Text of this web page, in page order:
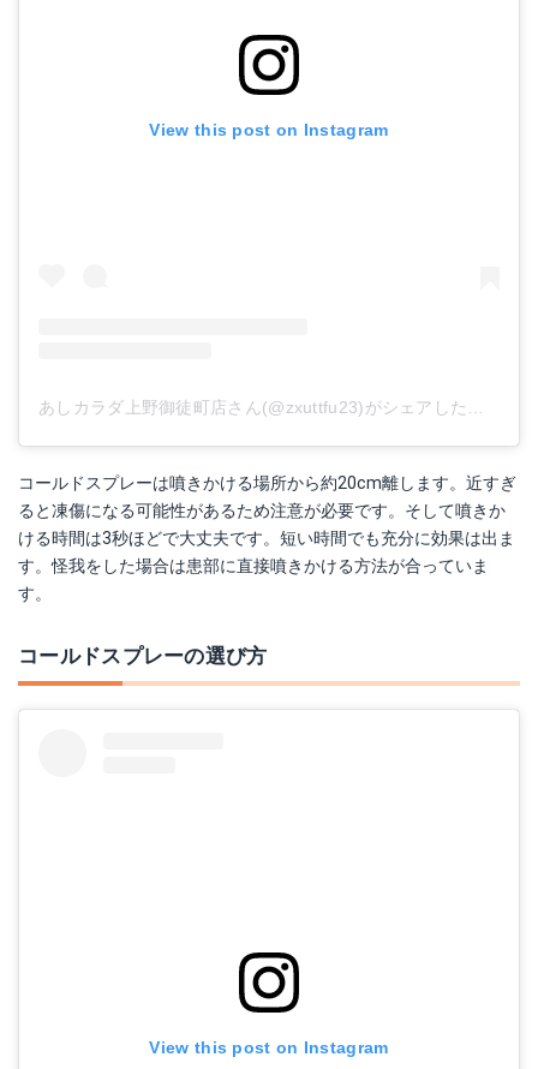
View this post on Instagram
コールドスプレーは噴きかける場所から約20cm離します。近すぎ
ると凍傷になる可能性があるため注意が必要です。そして噴きか
ける時間は3秒ほどで大丈夫です。短い時間でも充分に効果は出ま
す。怪我をした場合は患部に直接噴きかける方法が合っていま
す。
コールドスプレーの選び方
View this post on Instagram